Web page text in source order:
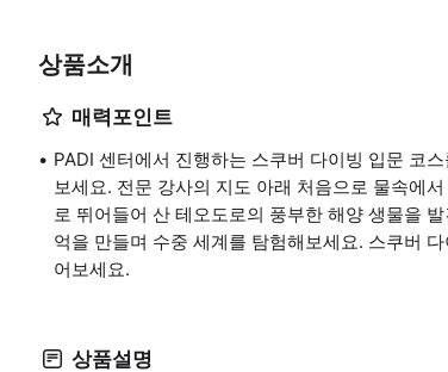
상품소개
매력포인트
PADI 센터에서 진행하는 스쿠버 다이빙 입문 코
보세요. 전문 강사의 지도 아래 처음으로 물속에
로 뛰어들어 산 테오도로의 풍부한 해양 생물을
억을 만들며 수중 세계를 탐험해보세요. 스쿠버
어보세요.
상품설명